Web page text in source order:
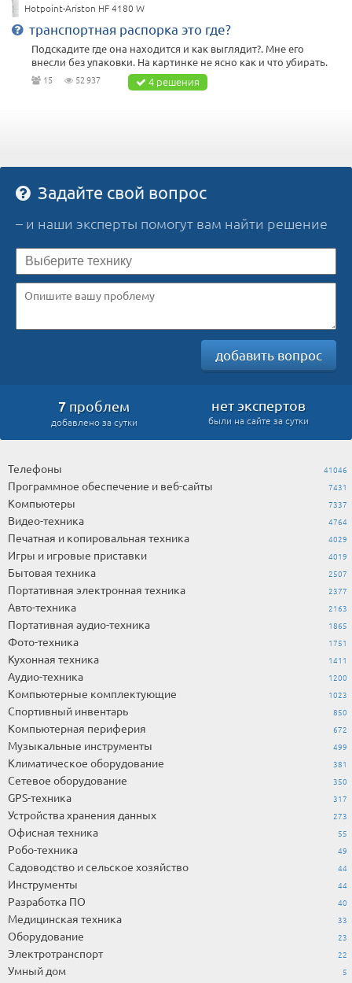
Hotpoint-Ariston HF 4180 W
транспортная распорка это где?
Подскадите где она находится и как выглядит?. Мне его
внесли без упаковки. На картинке не ясно как и что убирать.
15 52 937 4 решения
Задайте свой вопрос
– и наши эксперты помогут вам найти решение
добавить вопрос
7 проблем
добавлено за сутки
нет экспертов
были на сайте за сутки
41046
Телефоны
7431
Программное обеспечение и веб-сайты
7337
Компьютеры
4764
Видео-техника
4029
Печатная и копировальная техника
4019
Игры и игровые приставки
2507
Бытовая техника
2377
Портативная электронная техника
2163
Авто-техника
1865
Портативная аудио-техника
1751
Фото-техника
1411
Кухонная техника
1200
Аудио-техника
1023
Компьютерные комплектующие
850
Спортивный инвентарь
672
Компьютерная периферия
499
Музыкальные инструменты
381
Климатическое оборудование
350
Сетевое оборудование
317
GPS-техника
273
Устройства хранения данных
55
Офисная техника
49
Робо-техника
44
Садоводство и сельское хозяйство
44
Инструменты
40
Разработка ПО
33
Медицинская техника
23
Оборудование
22
Электротранспорт
5
Умный дом